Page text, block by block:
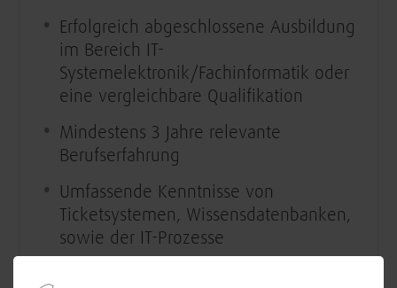
Erfolgreich abgeschlossene Ausbildung
im Bereich IT-
Systemelektronik/Fachinformatik oder
eine vergleichbare Qualifikation
Mindestens 3 Jahre relevante
Berufserfahrung
Umfassende Kenntnisse von
Ticketsystemen, Wissensdatenbanken,
sowie der IT-Prozesse